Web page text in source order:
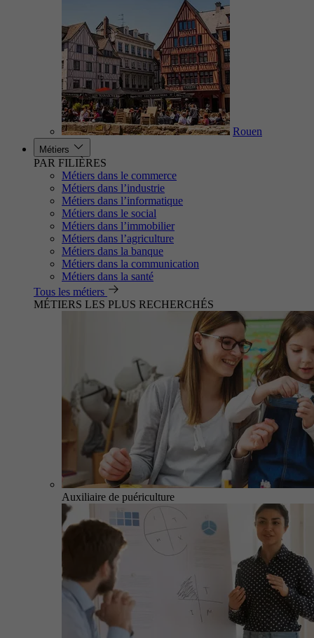
Rouen
Métiers
PAR FILIÈRES
Métiers dans le commerce
Métiers dans l’industrie
Métiers dans l’informatique
Métiers dans le social
Métiers dans l’immobilier
Métiers dans l’agriculture
Métiers dans la banque
Métiers dans la communication
Métiers dans la santé
Tous les métiers
MÉTIERS LES PLUS RECHERCHÉS
Auxiliaire de puériculture